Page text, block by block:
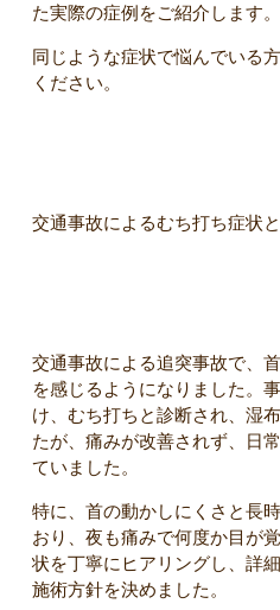
た実際の症例をご紹介します。
同じような症状で悩んでいる
ください。
交通事故によるむち打ち症状
交通事故による追突事故で、
を感じるようになりました。
け、むち打ちと診断され、湿
たが、痛みが改善されず、日
ていました。
特に、首の動かしにくさと長
おり、夜も痛みで何度か目が
状を丁寧にヒアリングし、詳
施術方針を決めました。